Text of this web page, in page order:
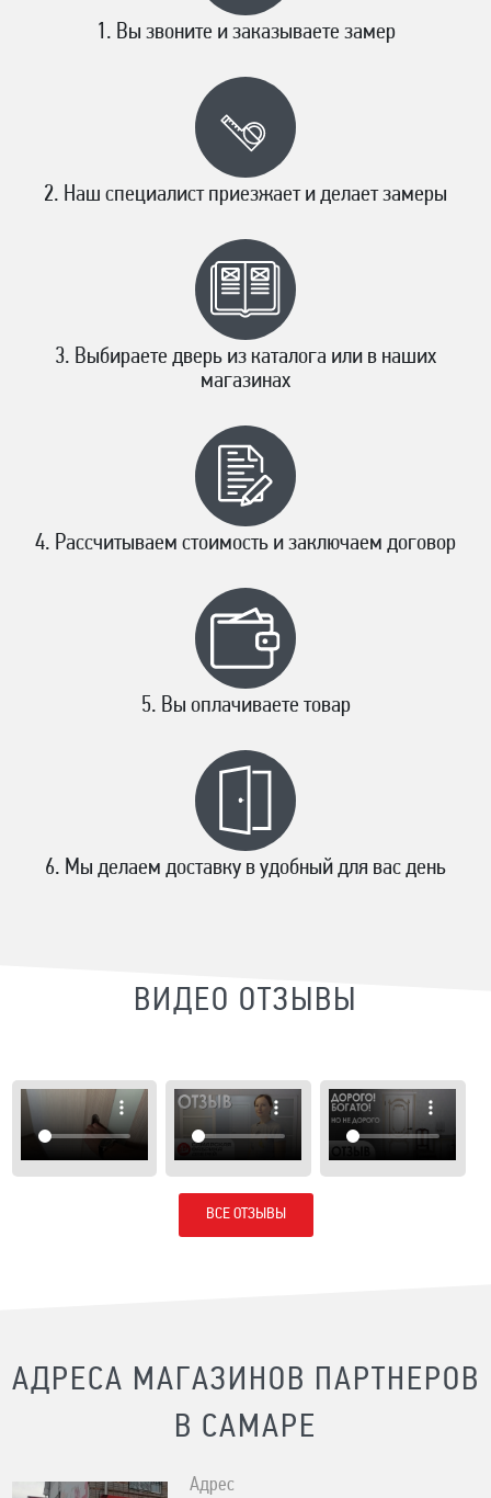
Вы звоните и заказываете замер
Наш специалист приезжает и делает замеры
Выбираете дверь из каталога или в наших
магазинах
Рассчитываем стоимость и заключаем договор
Вы оплачиваете товар
Мы делаем доставку в удобный для вас день
ВИДЕО ОТЗЫВЫ
ВСЕ ОТЗЫВЫ
АДРЕСА МАГАЗИНОВ ПАРТНЕРОВ
В САМАРЕ
Адрес